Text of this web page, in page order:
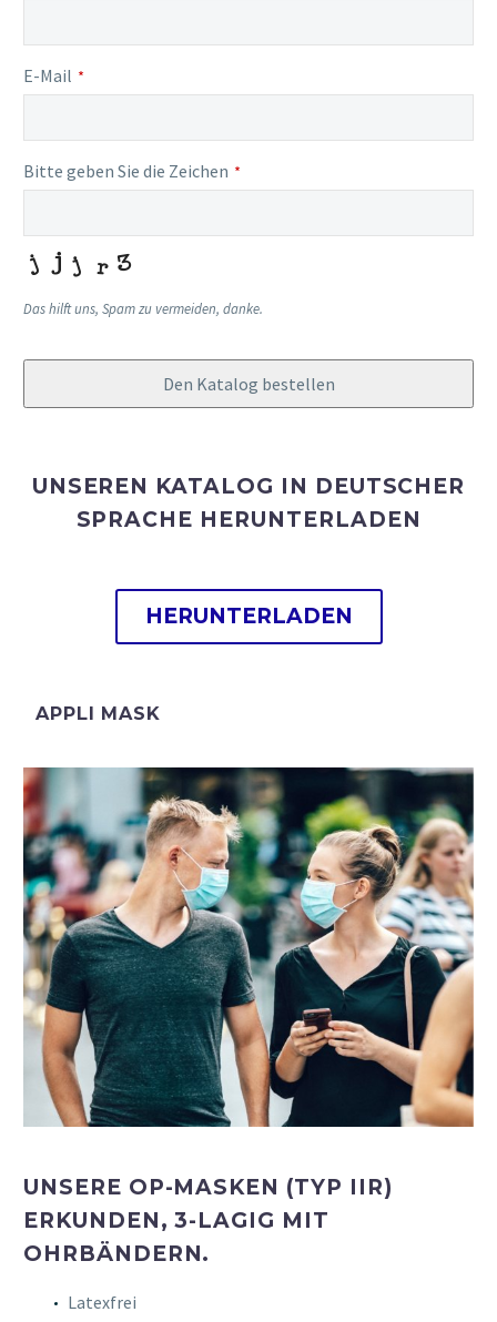
E-Mail *
Bitte geben Sie die Zeichen *
Das hilft uns, Spam zu vermeiden, danke.
Den Katalog bestellen
UNSEREN KATALOG IN DEUTSCHER
SPRACHE HERUNTERLADEN
HERUNTERLADEN
APPLI MASK
UNSERE OP-MASKEN (TYP IIR)
ERKUNDEN, 3-LAGIG MIT
OHRBÄNDERN.
Latexfrei